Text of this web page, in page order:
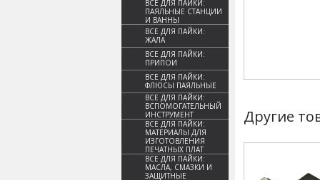
ВСЕ ДЛЯ ПАЙКИ:
ПАЯЛЬНЫЕ СТАНЦИИ
И ВАННЫ
ВСЕ ДЛЯ ПАЙКИ:
ЖАЛА
ВСЕ ДЛЯ ПАЙКИ:
ПРИПОИ
ВСЕ ДЛЯ ПАЙКИ:
ФЛЮСЫ ПАЯЛЬНЫЕ
ВСЕ ДЛЯ ПАЙКИ:
ВСПОМОГАТЕЛЬНЫЙ
ИНСТРУМЕНТ
ВСЕ ДЛЯ ПАЙКИ:
МАТЕРИАЛЫ ДЛЯ
ИЗГОТОВЛЕНИЯ
ПЕЧАТНЫХ ПЛАТ
ВСЕ ДЛЯ ПАЙКИ:
МАСЛА, СМАЗКИ И
ЗАЩИТНЫЕ
Другие